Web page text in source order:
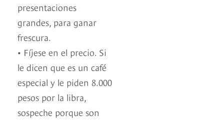
presentaciones
grandes, para ganar
frescura.
• Fíjese en el precio. Si
le dicen que es un café
especial y le piden 8.000
pesos por la libra,
sospeche porque son